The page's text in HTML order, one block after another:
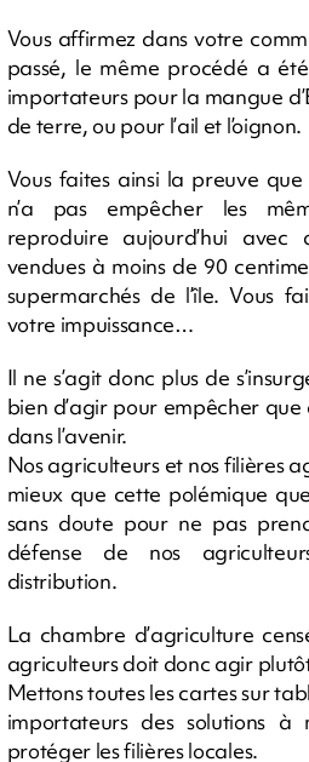
Vous affirmez dans votre
passé, le même procédé a
importateurs pour la mangue
de terre, ou pour l’ail et l’oignon.
Vous faites ainsi la preuve que
n’a pas empêcher les
reproduire aujourd’hui avec
vendues à moins de 90
supermarchés de l’île. Vous
votre impuissance…
Il ne s’agit donc plus de
bien d’agir pour empêcher
dans l’avenir.
Nos agriculteurs et nos filières
mieux que cette polémique
sans doute pour ne pas
défense de nos
distribution.
La chambre d’agriculture
agriculteurs doit donc agir
Mettons toutes les cartes sur
importateurs des solutions
protéger les filières locales.